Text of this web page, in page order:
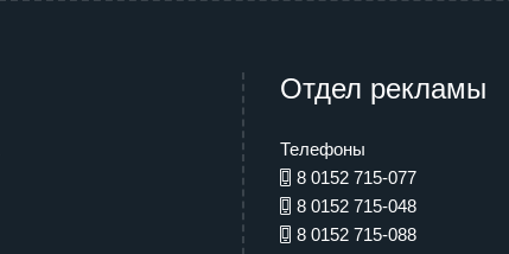
Отдел рекламы
Телефоны
8 0152 715-077
8 0152 715-048
8 0152 715-088